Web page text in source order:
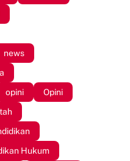
news
opini
Opini
Hukum